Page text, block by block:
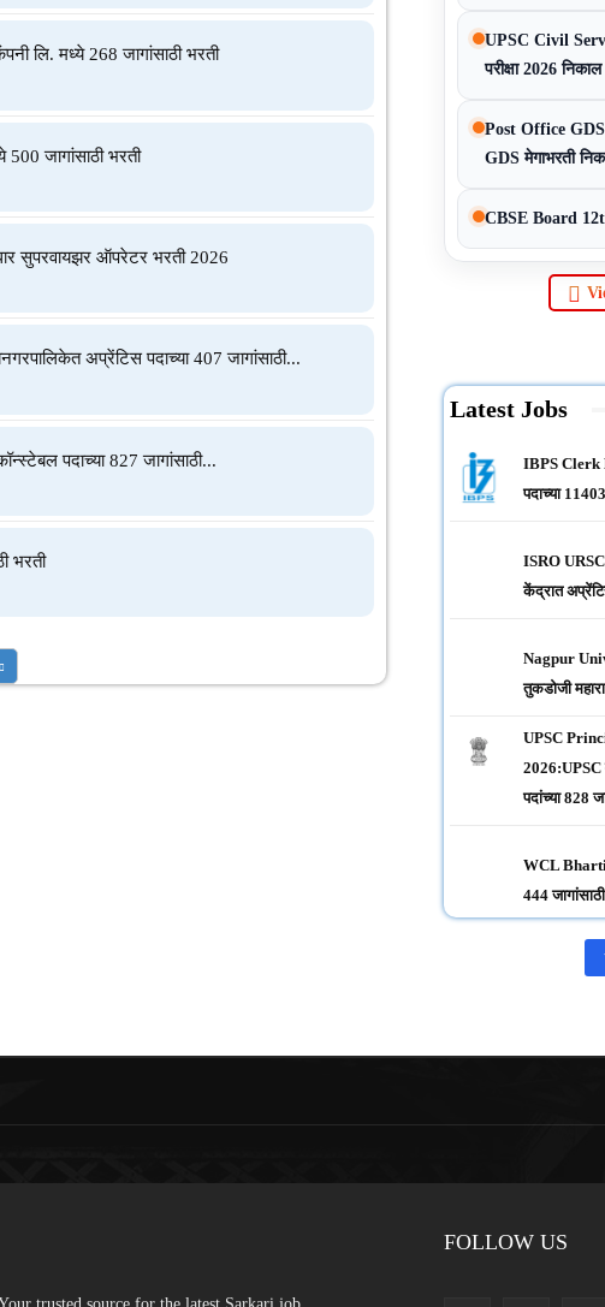
लि. मध्ये 268 जागांसाठी भरती
जागांसाठी भरती
सुपरवायझर ऑपरेटर भरती 2026
अप्रेंटिस पदाच्या 407 जागांसाठी...
पदाच्या 827 जागांसाठी...
भरती
UPSC Civil
परीक्षा 2026 निकाल
Post Office GDS
GDS मेगाभरती
CBSE Board
Latest Jobs
IBPS Clerk
पदाच्या
ISRO
केंद्रात
Nagpur
तुकडोजी
UPSC
2026:UPSC
पदांच्या 828
WCL Bharti
444
FOLLOW US